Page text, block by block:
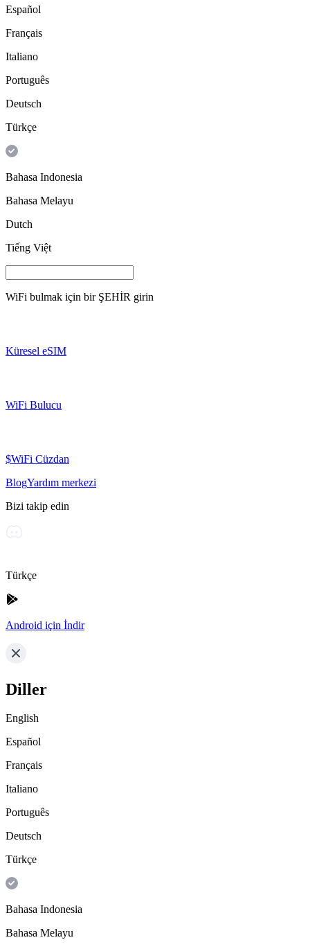
Español
Français
Italiano
Português
Deutsch
Türkçe
Bahasa Indonesia
Bahasa Melayu
Dutch
Tiếng Việt
WiFi bulmak için bir ŞEHİR girin
Küresel eSIM
WiFi Bulucu
$WiFi Cüzdan
BlogYardım merkezi
Bizi takip edin
Türkçe
Android için İndir
Diller
English
Español
Français
Italiano
Português
Deutsch
Türkçe
Bahasa Indonesia
Bahasa Melayu